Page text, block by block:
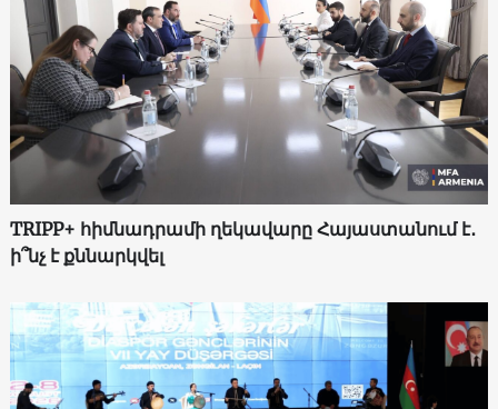
TRIPP+ հիմնադրամի ղեկավարը Հայաստանում է․
ի՞նչ է քննարկվել